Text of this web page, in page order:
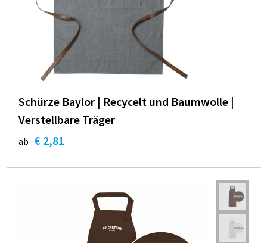
Schürze Baylor | Recycelt und Baumwolle |
Verstellbare Träger
ab € 2,81